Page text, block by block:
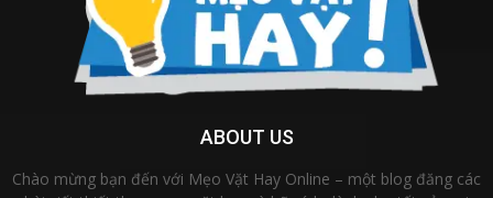
ABOUT US
Chào mừng bạn đến với Mẹo Vặt Hay Online – một blog đăng các